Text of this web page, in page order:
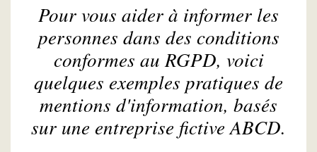
Pour vous aider à informer les
personnes dans des conditions
conformes au RGPD, voici
quelques exemples pratiques de
mentions d'information, basés
sur une entreprise fictive ABCD.